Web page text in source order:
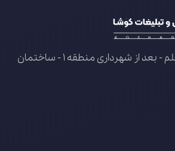
گیلان - رشت - معلم - بعد از شهرداری منطقه 1 - ساختمان